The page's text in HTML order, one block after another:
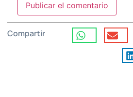
Compartir